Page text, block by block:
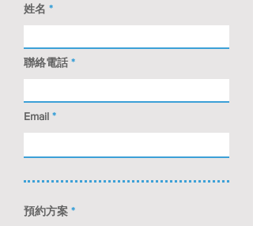
姓名
聯絡電話
Email
預約方案